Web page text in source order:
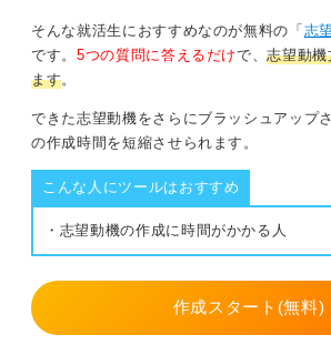
そんな就活生におすすめなのが無料の「 志
です。 5つの質問に答えるだけで、志望動
ます。
できた志望動機をさらにブラッシュアップ
の作成時間を短縮させられます。
こんな人にツールはおすすめ
・志望動機の作成に時間がかかる人
作成スタート(無料)